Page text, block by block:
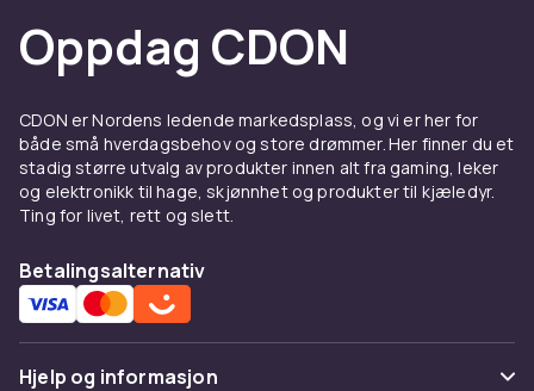
Oppdag CDON
CDON er Nordens ledende markedsplass, og vi er her for
både små hverdagsbehov og store drømmer. Her finner du et
stadig større utvalg av produkter innen alt fra gaming, leker
og elektronikk til hage, skjønnhet og produkter til kjæledyr.
Ting for livet, rett og slett.
Betalingsalternativ
Hjelp og informasjon